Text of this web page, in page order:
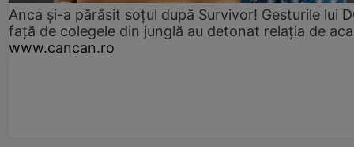
Anca și-a părăsit soțul după Survivor! Gesturile lui
față de colegele din junglă au detonat relația de
www.cancan.ro